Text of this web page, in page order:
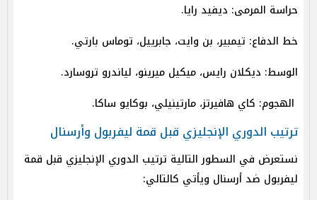
حراسة المرمى: ديفيد رايا.
خط الدفاع: تيمبير، بن وايت، جابرييل، توماس بارتي.
الوسط: ديكلان رايس، ميكيل ميرينو، لياندرو تروسارد.
الهجوم: كاي هافيرتز، مارتينيلي، بوكايو ساكا.
ترتيب الدوري الإنجليزي قبل قمة ليفربول وأرسنال
نستعرض في السطور التالية ترتيب الدوري الإنجليزي قبل قمة
ليفربول ضد أرسنال ويأتي كالتالي: